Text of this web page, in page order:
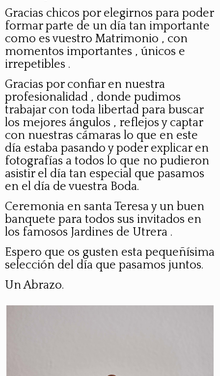
Gracias chicos por elegirnos para poder
formar parte de un día tan importante
como es vuestro Matrimonio , con
momentos importantes , únicos e
irrepetibles .
Gracias por confiar en nuestra
profesionalidad , donde pudimos
trabajar con toda libertad para buscar
los mejores ángulos , reflejos y captar
con nuestras cámaras lo que en este
día estaba pasando y poder explicar en
fotografías a todos lo que no pudieron
asistir el día tan especial que pasamos
en el día de vuestra Boda.
Ceremonia en santa Teresa y un buen
banquete para todos sus invitados en
los famosos Jardines de Utrera .
Espero que os gusten esta pequeñísima
selección del día que pasamos juntos.
Un Abrazo.